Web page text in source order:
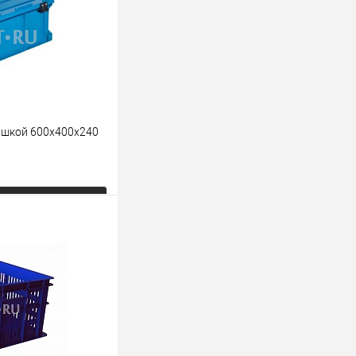
600x400x240
Под заказ